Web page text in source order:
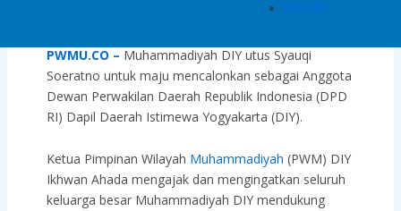
MEDIA
PWMU.CO – Muhammadiyah DIY utus Syauqi
Soeratno untuk maju mencalonkan sebagai Anggota
Dewan Perwakilan Daerah Republik Indonesia (DPD
RI) Dapil Daerah Istimewa Yogyakarta (DIY).
Ketua Pimpinan Wilayah Muhammadiyah (PWM) DIY
Ikhwan Ahada mengajak dan mengingatkan seluruh
keluarga besar Muhammadiyah DIY mendukung